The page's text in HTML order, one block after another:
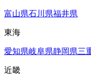
富山県石川県福井県
東海
愛知県岐阜県静岡県三
近畿